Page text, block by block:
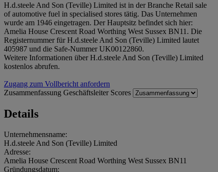
H.d.steele And Son (Teville) Limited ist in der Branche Retail sale
of automotive fuel in specialised stores tätig. Das Unternehmen
wurde am 1946 eingetragen. Der Hauptsitz befindet sich hier:
Amelia House Crescent Road Worthing West Sussex BN11. Die
Registernummer für H.d.steele And Son (Teville) Limited lautet
405987 und die Safe-Nummer UK00122860.
Weitere Informationen über H.d.steele And Son (Teville) Limited
kostenlos abrufen.
Zugang zum Vollbericht anfordern
Zusammenfassung Geschäftsleiter Scores
Details
Unternehmensname:
H.d.steele And Son (Teville) Limited
Adresse:
Amelia House Crescent Road Worthing West Sussex BN11
Gründungsdatum: